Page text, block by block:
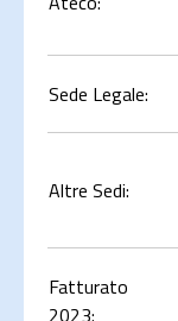
Sede Legale:
Altre Sedi:
Fatturato
2023: